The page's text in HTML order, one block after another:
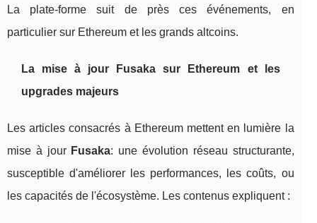
La plate‑forme suit de près ces événements, en
particulier sur Ethereum et les grands altcoins.
La mise à jour Fusaka sur Ethereum et les
upgrades majeurs
Les articles consacrés à Ethereum mettent en lumière la
mise à jour Fusaka: une évolution réseau structurante,
susceptible d'améliorer les performances, les coûts, ou
les capacités de l'écosystème. Les contenus expliquent :